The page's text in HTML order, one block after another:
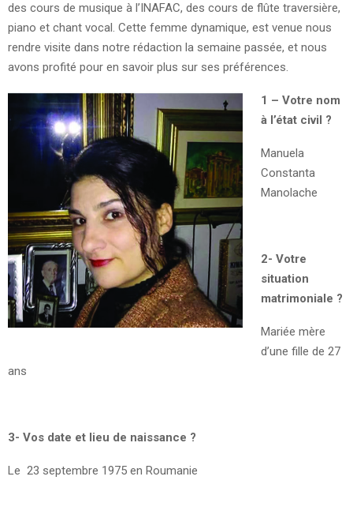
des cours de musique à l’INAFAC, des cours de flûte traversière,
piano et chant vocal. Cette femme dynamique, est venue nous
rendre visite dans notre rédaction la semaine passée, et nous
avons profité pour en savoir plus sur ses préférences.
1 – Votre nom
à l’état civil ?
Manuela
Constanta
Manolache
2- Votre
situation
matrimoniale ?
Mariée mère
d’une fille de 27
ans
3- Vos date et lieu de naissance ?
Le 23 septembre 1975 en Roumanie